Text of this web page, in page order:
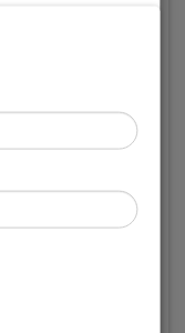
suscriptor llame al